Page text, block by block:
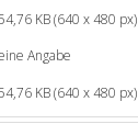
KB (640 x 480 px)
Angabe
KB (640 x 480 px)